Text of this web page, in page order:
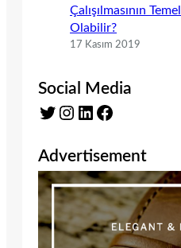
Çalışılmasının
Olabilir?
17 Kasım 2019
Social Media
Twitter Instagram LinkedIn Facebook
Advertisement